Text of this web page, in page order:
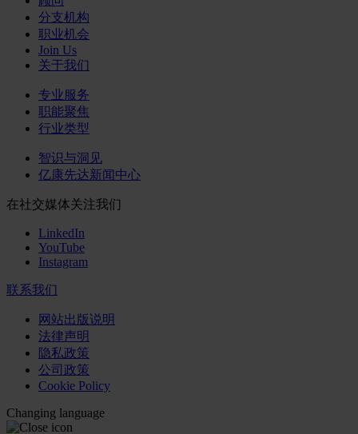
分支机构
职业机会
Join Us
关于我们
专业服务
职能聚焦
行业类型
智识与洞见
亿康先达新闻中心
在社交媒体关注我们
LinkedIn
YouTube
Instagram
联系我们
网站出版说明
法律声明
隐私政策
公司政策
Cookie Policy
Changing language